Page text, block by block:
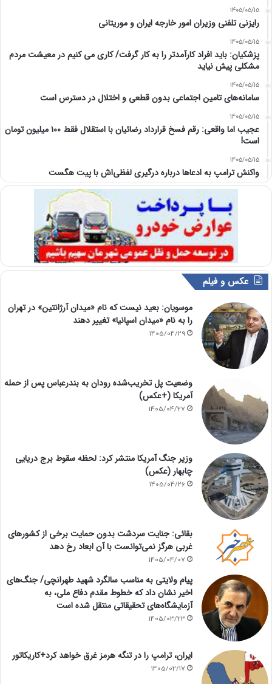
1405/05/15
رایزنی تلفنی وزیران امور خارجه ایران و موریتانی
1405/05/15
پزشکیان: باید افراد کارآمدتر را به کار گرفت/ کاری می کنیم در معیشت مردم
مشکلی پیش نیاید
1405/05/15
سامانه‌های تامین اجتماعی بدون قطعی و اختلال در دسترس است
1405/05/15
عجیب اما واقعی: رقم فسخ قرارداد رضائیان با استقلال فقط ۱۰۰ میلیون تومان
است!
1405/05/15
واکنش ترامپ به ادعاها درباره درگیری لفظی‌اش با پیت هگست
عکس و فیلم
موسویان: بعید نیست که نام «میدان آرژانتین» در تهران
را به نام «میدان اسپانیا» تغییر دهند
1405/04/29
وضعیت پل تخریب‌شده رودان به بندرعباس پس از حمله
آمریکا (+عکس)
1405/04/27
وزیر جنگ آمریکا منتشر کرد: لحظه سقوط برج دریایی
چابهار (عکس)
1405/04/26
بقائی: جنایت سردشت بدون حمایت برخی از کشورهای
غربی هرگز نمی‌توانست با آن ابعاد رخ دهد
1405/04/07
پیام ولایتی به مناسب سالگرد شهید طهرانچی/ جنگ‌های
اخیر نشان داد که خطوط مقدم دفاع ملی، به
آزمایشگاه‌های تحقیقاتی منتقل شده است
1405/03/23
ایران، ترامپ را در تنگه هرمز غرق خواهد کرد+کاریکاتور
1405/02/17